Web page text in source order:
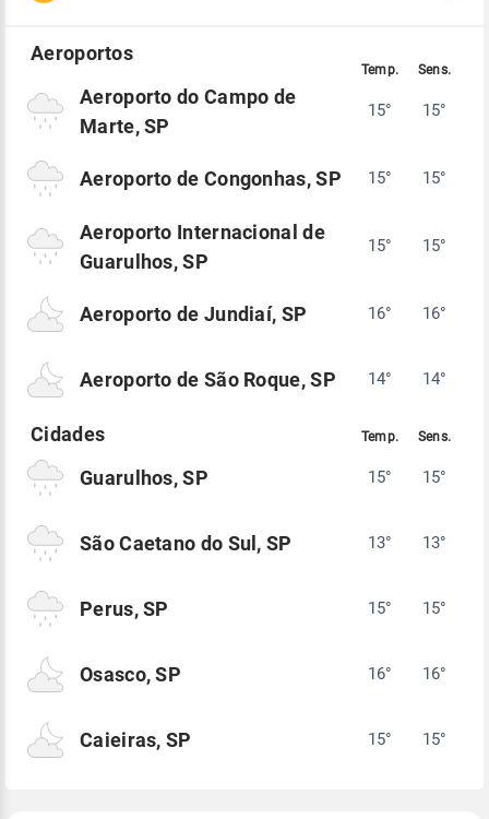
Aeroporto do Campo de
Marte, SP
15° 15°
Aeroporto de Congonhas, SP 15° 15°
Aeroporto Internacional de
Guarulhos, SP
15° 15°
Aeroporto de Jundiaí, SP 16° 16°
Aeroporto de São Roque, SP 14° 14°
Guarulhos, SP 15° 15°
São Caetano do Sul, SP 13° 13°
Perus, SP 15° 15°
Osasco, SP 16° 16°
Caieiras, SP 15° 15°